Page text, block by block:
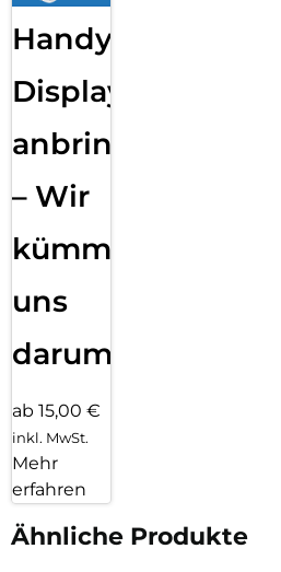
Handy
Displayfolie
anbringen
– Wir
kümmern
uns
darum!
ab 15,00 €
inkl. MwSt.
Mehr
erfahren
Ähnliche Produkte